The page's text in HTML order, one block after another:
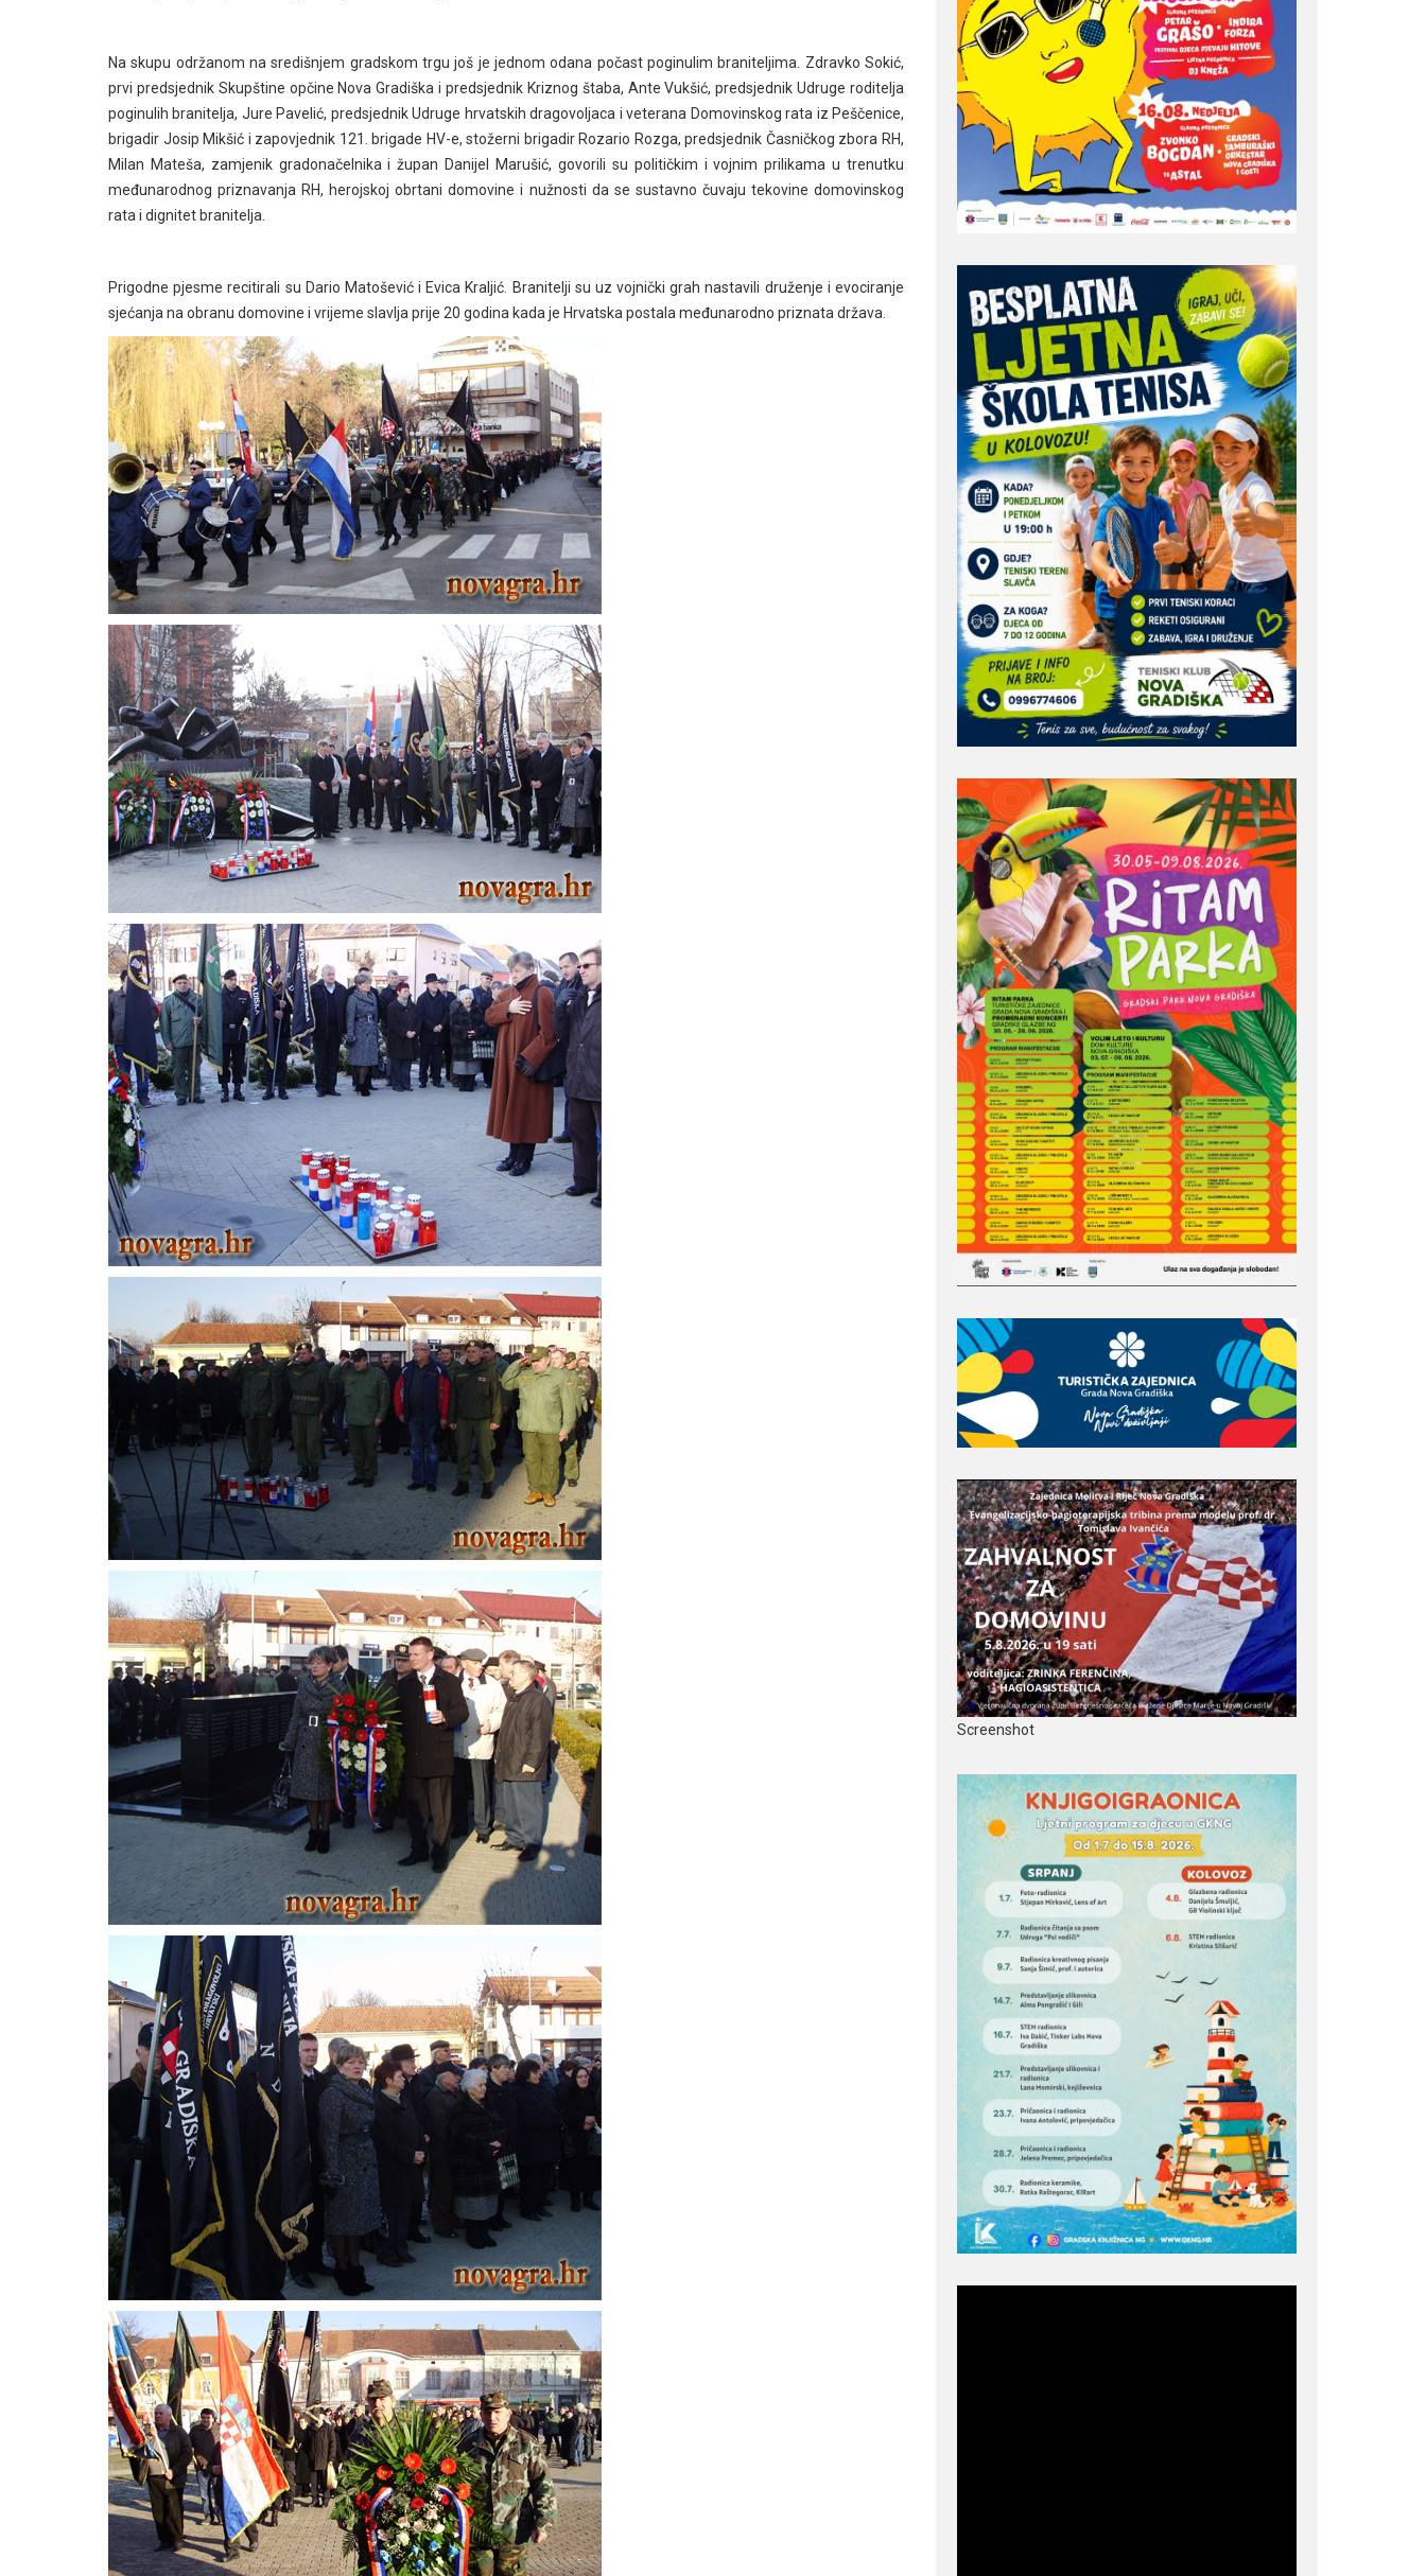
Na skupu održanom na središnjem gradskom trgu još je jednom odana počast poginulim braniteljima. Zdravko Sokić,
prvi predsjednik Skupštine opčine Nova Gradiška i predsjednik Kriznog štaba, Ante Vukšić, predsjednik Udruge roditelja
poginulih branitelja, Jure Pavelić, predsjednik Udruge hrvatskih dragovoljaca i veterana Domovinskog rata iz Peščenice,
brigadir Josip Mikšić i zapovjednik 121. brigade HV-e, stožerni brigadir Rozario Rozga, predsjednik Časničkog zbora RH,
Milan Mateša, zamjenik gradonačelnika i župan Danijel Marušić, govorili su političkim i vojnim prilikama u trenutku
međunarodnog priznavanja RH, herojskoj obrtani domovine i nužnosti da se sustavno čuvaju tekovine domovinskog
rata i dignitet branitelja.
Prigodne pjesme recitirali su Dario Matošević i Evica Kraljić. Branitelji su uz vojnički grah nastavili druženje i evociranje
sjećanja na obranu domovine i vrijeme slavlja prije 20 godina kada je Hrvatska postala međunarodno priznata država.
Screenshot